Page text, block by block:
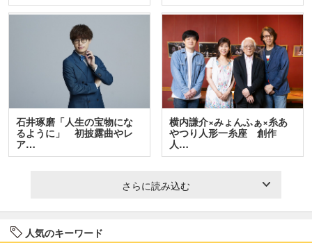
石井琢磨「人生の宝物にな
るように」 初披露曲やレ
ア…
横内謙介×みょんふぁ×糸あ
やつり人形一糸座 創作
人…
さらに読み込む
人気のキーワード